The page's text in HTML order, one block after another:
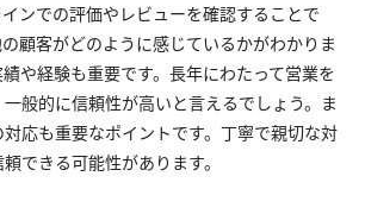
ンでの評価やレビューを確認することで
顧客がどのように感じているかがわかりま
や経験も重要です。長年にわたって営業を
般的に信頼性が高いと言えるでしょう。ま
応も重要なポイントです。丁寧で親切な対
できる可能性があります。